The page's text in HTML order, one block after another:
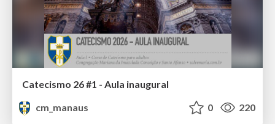
Catecismo 26 #1 - Aula inaugural
cm_manaus
0 220